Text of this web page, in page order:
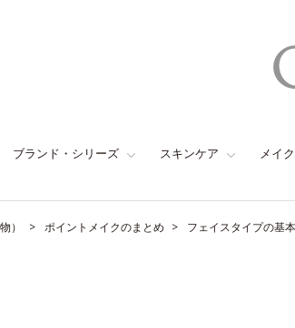
ブランド・シリーズ スキンケア メイク
） ポイントメイクのまとめ フェイスタイプの基